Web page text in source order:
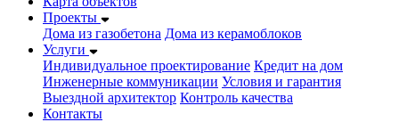
Проекты
Дома из газобетонa Дома из керамоблоков
Услуги
Индивидуальное проектирование Кредит на дом
Инженерные коммуникации Условия и гарантия
Выездной архитектор Контроль качества
Контакты